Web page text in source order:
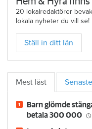
20 lokalredaktörer
lokala nyheter du vill se!
Ställ in ditt län
Mest läst
Barn glömde
betala 300 000